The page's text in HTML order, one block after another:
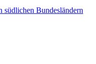
Bundesländern